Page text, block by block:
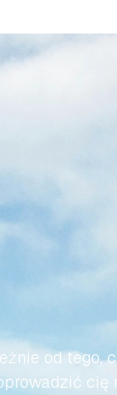
PODRÓŻ
od tego,
cię